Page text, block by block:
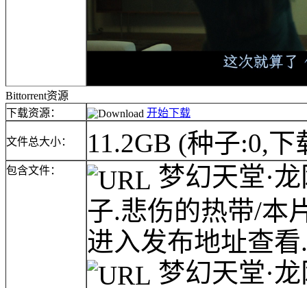
Bittorrent资源
下载资源：
开始下载
文件总大小： 11.2GB (种子:0,
包含文件：
梦幻天堂·
子.悲伤的热带/本
进入发布地址查
梦幻天堂·